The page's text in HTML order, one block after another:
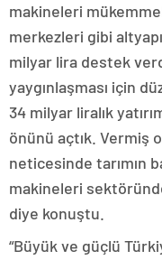
makineleri
merkezleri gibi
milyar lira destek
yaygınlaşması için
34 milyar liralık
önünü açtık. Vermiş
neticesinde tarımın
makineleri
diye konuştu.
“Büyük ve güçlü